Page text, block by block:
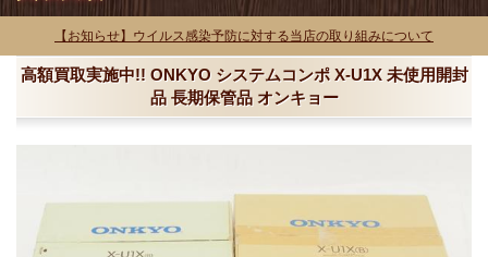
【お知らせ】ウイルス感染予防に対する当店の取り組みについて
高額買取実施中!! ONKYO システムコンポ X-U1X 未使用開封
品 長期保管品 オンキョー